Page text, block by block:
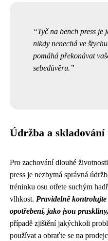
Tyč na bench press je
nikdy nenechá ve
pomáhá překonávat
sebedůvěru.
Údržba a skladování
Pro zachování dlouhé
press je nezbytná správná
tréninku osu otřete suchým
vlhkost. Pravidelně kontrolujte
opotřebení, jako jsou
případě zjištění jakýchkoli
používat a obraťte se na